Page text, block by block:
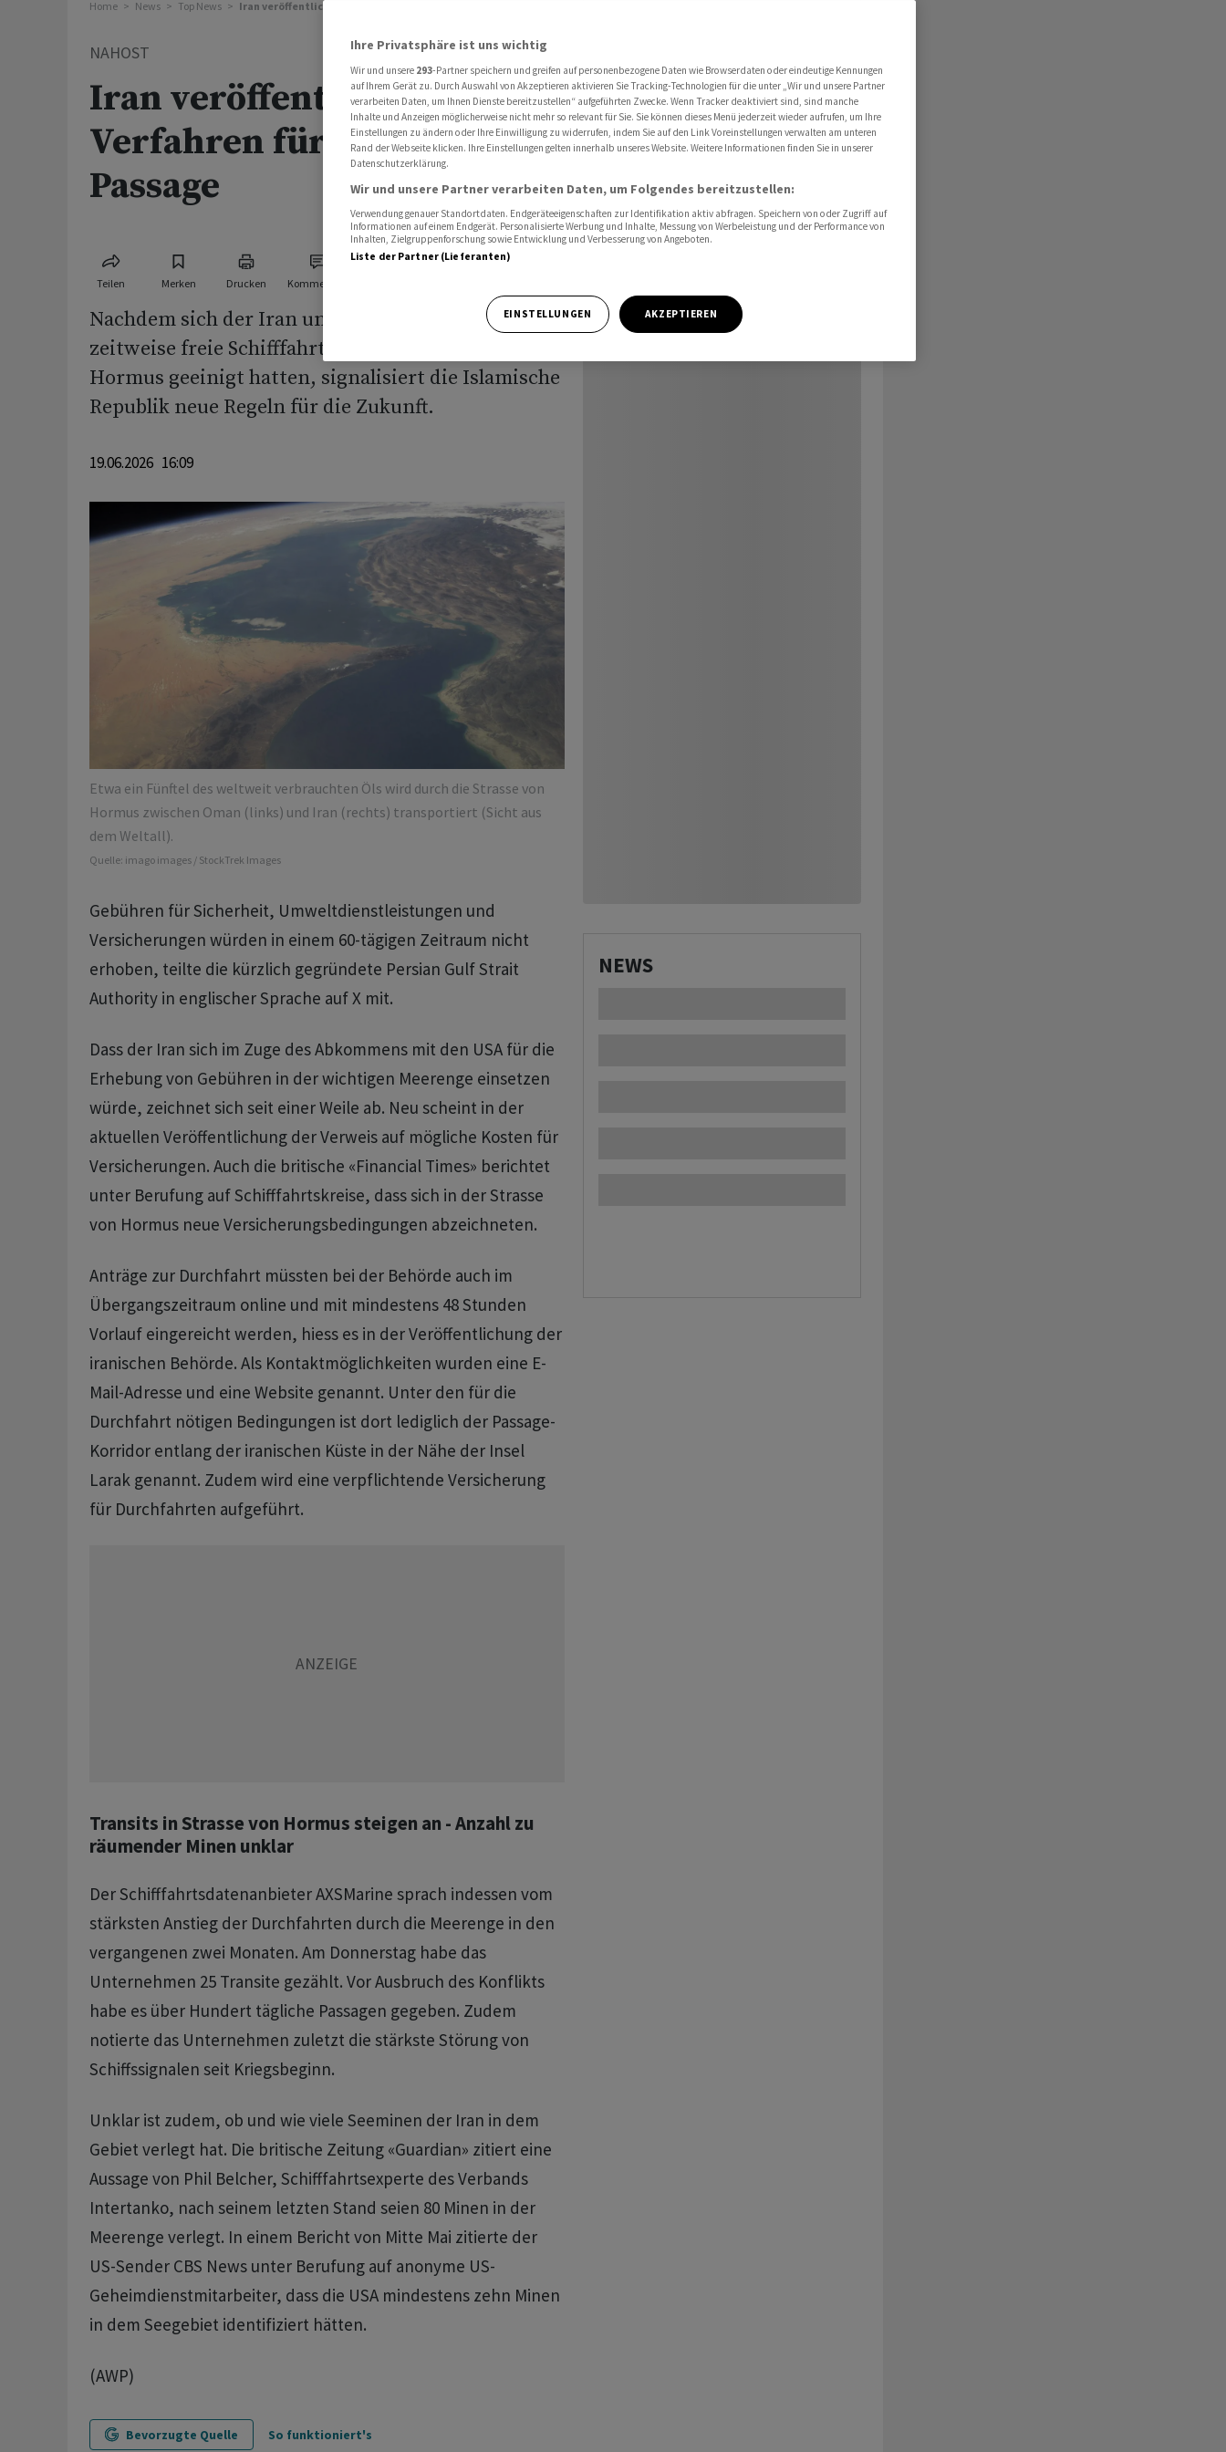
Home News Top News Iran veröffentlicht Verfahren für Hormus-Passage
NAHOST
Iran veröffentlicht
Verfahren für Hormus-
Passage
Teilen Merken Drucken Kommentare
Nachdem sich der Iran und die USA auf eine
zeitweise freie Schifffahrt in der Strasse von
Hormus geeinigt hatten, signalisiert die Islamische
Republik neue Regeln für die Zukunft.
19.06.2026 16:09
Etwa ein ​Fünftel des weltweit verbrauchten Öls wird durch die Strasse von
Hormus zwischen Oman (links) und ‌Iran (rechts) transportiert (Sicht aus
dem Weltall).
Quelle: imago images / StockTrek Images
Gebühren für Sicherheit, Umweltdienstleistungen und
Versicherungen würden in einem 60-tägigen Zeitraum nicht
erhoben, teilte die kürzlich gegründete Persian Gulf Strait
Authority in englischer Sprache auf X mit.
Dass der Iran sich im Zuge des Abkommens mit den USA für die
Erhebung von Gebühren in der wichtigen Meerenge einsetzen
würde, zeichnet sich seit einer Weile ab. Neu scheint in der
aktuellen Veröffentlichung der Verweis auf mögliche Kosten für
Versicherungen. Auch die britische «Financial Times» berichtet
unter Berufung auf Schifffahrtskreise, dass sich in der Strasse
von Hormus neue Versicherungsbedingungen abzeichneten.
Anträge zur Durchfahrt müssten bei der Behörde auch im
Übergangszeitraum online und mit mindestens 48 Stunden
Vorlauf eingereicht werden, hiess es in der Veröffentlichung der
iranischen Behörde. Als Kontaktmöglichkeiten wurden eine E-
Mail-Adresse und eine Website genannt. Unter den für die
Durchfahrt nötigen Bedingungen ist dort lediglich der Passage-
Korridor entlang der iranischen Küste in der Nähe der Insel
Larak genannt. Zudem wird eine verpflichtende Versicherung
für Durchfahrten aufgeführt.
Transits in Strasse von Hormus steigen an - Anzahl zu
räumender Minen unklar
Der Schifffahrtsdatenanbieter AXSMarine sprach indessen vom
stärksten Anstieg der Durchfahrten durch die Meerenge in den
vergangenen zwei Monaten. Am Donnerstag habe das
Unternehmen 25 Transite gezählt. Vor Ausbruch des Konflikts
habe es über Hundert tägliche Passagen gegeben. Zudem
notierte das Unternehmen zuletzt die stärkste Störung von
Schiffssignalen seit Kriegsbeginn.
Unklar ist zudem, ob und wie viele Seeminen der Iran in dem
Gebiet verlegt hat. Die britische Zeitung «Guardian» zitiert eine
Aussage von Phil Belcher, Schifffahrtsexperte des Verbands
Intertanko, nach seinem letzten Stand seien 80 Minen in der
Meerenge verlegt. In einem Bericht von Mitte Mai zitierte der
US-Sender CBS News unter Berufung auf anonyme US-
Geheimdienstmitarbeiter, dass die USA mindestens zehn Minen
in dem Seegebiet identifiziert hätten.
(AWP)
Bevorzugte Quelle So funktioniert's
NEWS
Ihre Privatsphäre ist uns wichtig
Wir und unsere 293-Partner speichern und greifen auf personenbezogene Daten wie Browserdaten oder eindeutige Kennungen
auf Ihrem Gerät zu. Durch Auswahl von Akzeptieren aktivieren Sie Tracking-Technologien für die unter „Wir und unsere Partner
verarbeiten Daten, um Ihnen Dienste bereitzustellen“ aufgeführten Zwecke. Wenn Tracker deaktiviert sind, sind manche
Inhalte und Anzeigen möglicherweise nicht mehr so relevant für Sie. Sie können dieses Menü jederzeit wieder aufrufen, um Ihre
Einstellungen zu ändern oder Ihre Einwilligung zu widerrufen, indem Sie auf den Link Voreinstellungen verwalten am unteren
Rand der Webseite klicken. Ihre Einstellungen gelten innerhalb unseres Website. Weitere Informationen finden Sie in unserer
Datenschutzerklärung.
Wir und unsere Partner verarbeiten Daten, um Folgendes bereitzustellen:
Verwendung genauer Standortdaten. Endgeräteeigenschaften zur Identifikation aktiv abfragen. Speichern von oder Zugriff auf
Informationen auf einem Endgerät. Personalisierte Werbung und Inhalte, Messung von Werbeleistung und der Performance von
Inhalten, Zielgruppenforschung sowie Entwicklung und Verbesserung von Angeboten.
Liste der Partner (Lieferanten)
EINSTELLUNGEN AKZEPTIEREN